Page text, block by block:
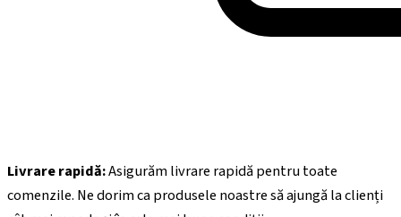
Livrare rapidă:Asigurăm livrare rapidă pentru toate
comenzile. Ne dorim ca produsele noastre să ajungă la clienți